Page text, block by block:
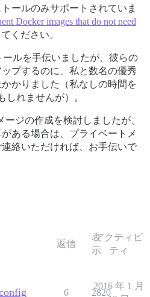
ールのみサポートされていま
Docker images that do not need
ください。
ルを手伝いましたが、彼らの
プするのに、私と数名の優秀
かりました（私なしの時間を
しれませんが）。
ージの作成を検討しましたが、
ある場合は、プライベートメ
絡いただければ、お手伝いで
返信
表
示
アクティビ
ティ
6 2820
2016 年 1 月